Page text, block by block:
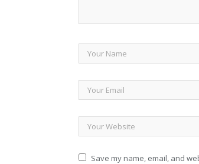
Save my name, email, and